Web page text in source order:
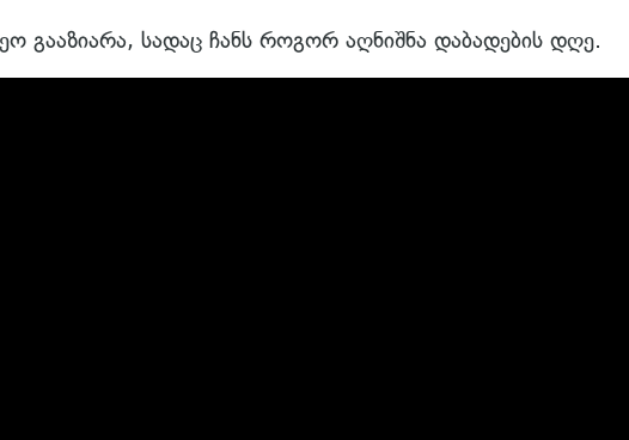
გააზიარა, სადაც ჩანს როგორ აღნიშნა დაბადების დღე.